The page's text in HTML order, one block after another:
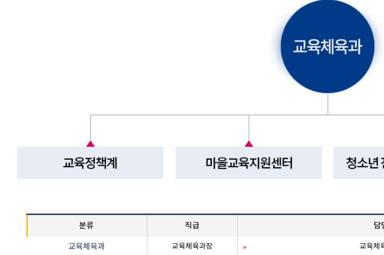
분류 직급 담
교육체육과 교육체육과장 교육체